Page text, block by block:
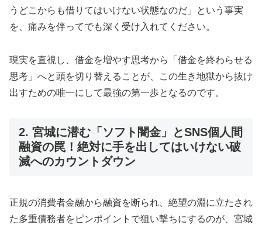
うどこからも借りてはいけない状態なのだ」という事実
を、痛みを伴ってでも深く受け入れてください。
現実を直視し、借金を増やす思考から「借金を終わらせる
思考」へと頭を切り替えることが、この生き地獄から抜け
出すための唯一にして最強の第一歩となるのです。
2. 宮城に潜む「ソフト闇金」とSNS個人間
融資の罠！絶対に手を出してはいけない破
滅へのカウントダウン
正規の消費者金融から融資を断られ、絶望の淵に立たされ
た多重債務者をピンポイントで狙い撃ちにするのが、宮城